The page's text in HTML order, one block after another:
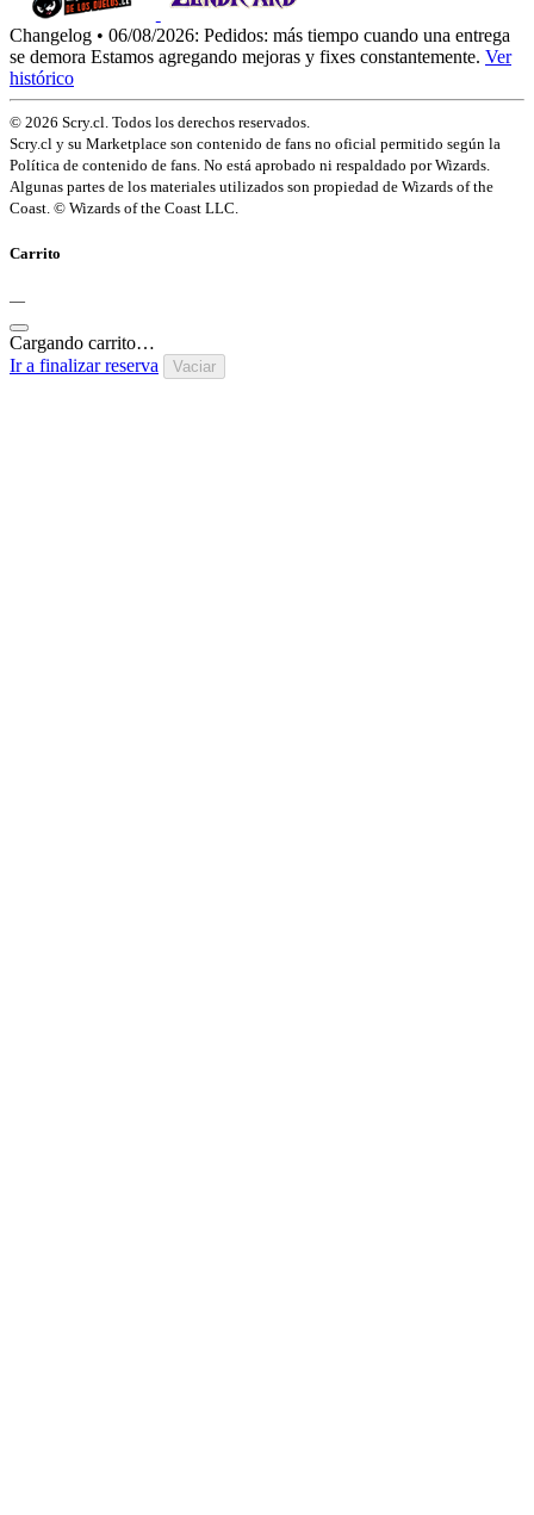
Changelog • 06/08/2026: Pedidos: más tiempo cuando una entrega
se demora Estamos agregando mejoras y fixes constantemente. Ver
histórico
© 2026 Scry.cl. Todos los derechos reservados.
Scry.cl y su Marketplace son contenido de fans no oficial permitido según la
Política de contenido de fans. No está aprobado ni respaldado por Wizards.
Algunas partes de los materiales utilizados son propiedad de Wizards of the
Coast. © Wizards of the Coast LLC.
Carrito
—
Cargando carrito…
Ir a finalizar reserva
Vaciar